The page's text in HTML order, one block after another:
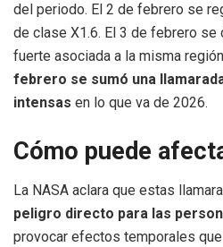
del periodo. El 2 de febrero se
de clase X1.6. El 3 de febrero se
fuerte asociada a la misma
febrero se sumó una
intensas en lo que va de 2026.
Cómo puede
La NASA aclara que estas
peligro directo para las
provocar efectos temporales